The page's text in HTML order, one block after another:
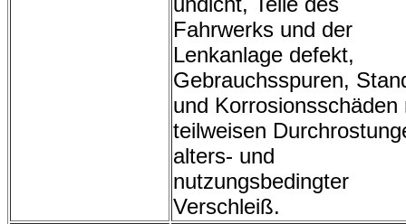
Fahrwerks und der
Lenkanlage defekt,
Gebrauchsspuren,
und Korrosionsschäden
teilweisen
alters- und
nutzungsbedingter
Verschleiß.